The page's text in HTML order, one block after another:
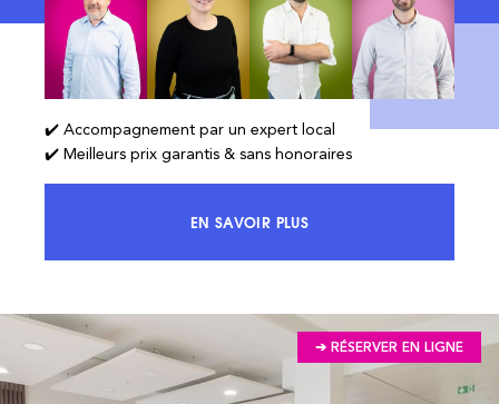
✔️ Accompagnement par un expert local
✔️ Meilleurs prix garantis & sans honoraires
EN SAVOIR PLUSACCÉDEZ À 100% DU MARCHÉ ET
➔ RÉSERVER EN LIGNE